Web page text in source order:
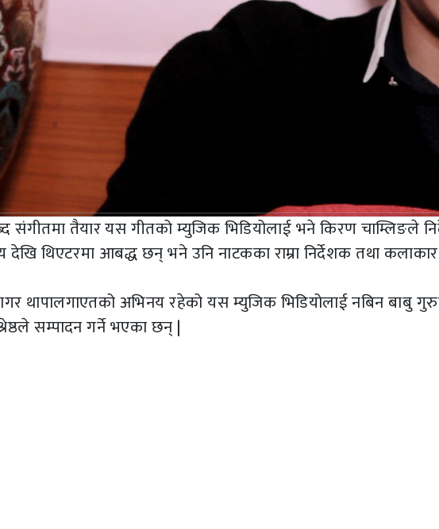
संगीतमा तैयार यस गीतको म्युजिक भिडियोलाई भने किरण चाम्लिङले
थिएटरमा आबद्ध छन् भने उनि नाटकका राम्रा निर्देशक तथा
थापालगाएतको अभिनय रहेको यस म्युजिक भिडियोलाई नबिन बाबु
सम्पादन गर्ने भएका छन् |